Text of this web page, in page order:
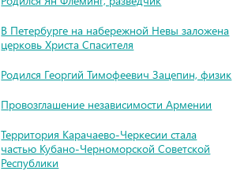
В Петербурге на набережной Невы заложена
церковь Христа Спасителя
Родился Георгий Тимофеевич Зацепин, физик
Провозглашение независимости Армении
Территория Карачаево-Черкесии стала
частью Кубано-Черноморской Советской
Республики